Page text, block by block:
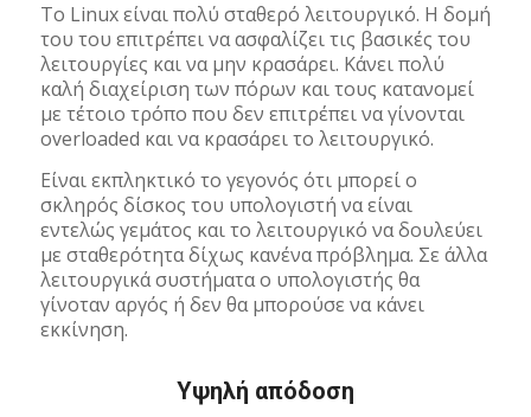
Το Linux είναι πολύ σταθερό λειτουργικό. Η δομή
του του επιτρέπει να ασφαλίζει τις βασικές του
λειτουργίες και να μην κρασάρει. Κάνει πολύ
καλή διαχείριση των πόρων και τους κατανομεί
με τέτοιο τρόπο που δεν επιτρέπει να γίνονται
overloaded και να κρασάρει το λειτουργικό.
Είναι εκπληκτικό το γεγονός ότι μπορεί ο
σκληρός δίσκος του υπολογιστή να είναι
εντελώς γεμάτος και το λειτουργικό να δουλεύει
με σταθερότητα δίχως κανένα πρόβλημα. Σε άλλα
λειτουργικά συστήματα ο υπολογιστής θα
γίνοταν αργός ή δεν θα μπορούσε να κάνει
εκκίνηση.
Υψηλή απόδοση